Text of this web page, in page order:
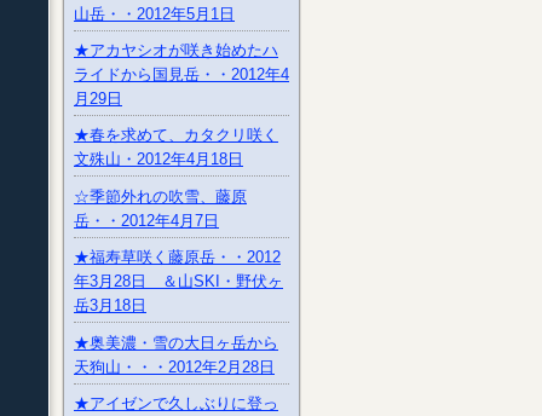
山岳・・2012年5月1日
★アカヤシオが咲き始めたハ
ライドから国見岳・・2012年4
月29日
★春を求めて、カタクリ咲く
文殊山・2012年4月18日
☆季節外れの吹雪、藤原
岳・・2012年4月7日
★福寿草咲く藤原岳・・2012
年3月28日 ＆山SKI・野伏ヶ
岳3月18日
★奥美濃・雪の大日ヶ岳から
天狗山・・・2012年2月28日
★アイゼンで久しぶりに登っ